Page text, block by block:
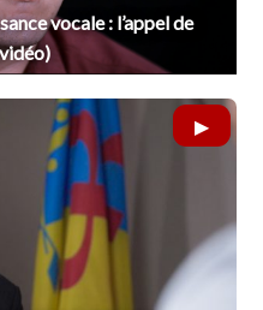
vocale : l’appel de